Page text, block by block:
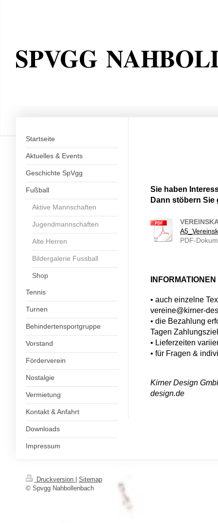
SPVGG
Startseite
Aktuelles & Events
Geschichte SpVgg
Fußball
Aktive Mannschaften
Jugendmannschaften
Alte Herren
Bildergalerie Fussball
Shop
Tennis
Turnen
Behindertensportgruppe
Vorstand
Förderverein
Nostalgie
Vermietung
Kontakt & Anfahrt
Downloads
Impressum
Sie haben
Dann stöbern Sie
PDF-
• auch einzelne
vereine@kirner-
• die Bezahlung
Tagen
• Lieferzeiten
• für Fragen &
Kirner Design
design.de
Druckversion
Sitemap
© Spvgg Nahbollenbach